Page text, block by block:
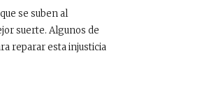
se suben al
suerte. Algunos de
reparar esta injusticia